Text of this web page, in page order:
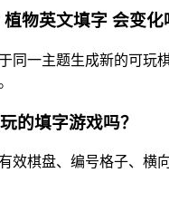
物英文填字 会变化
同一主题生成新的可玩
的填字游戏吗？
效棋盘、编号格子、横